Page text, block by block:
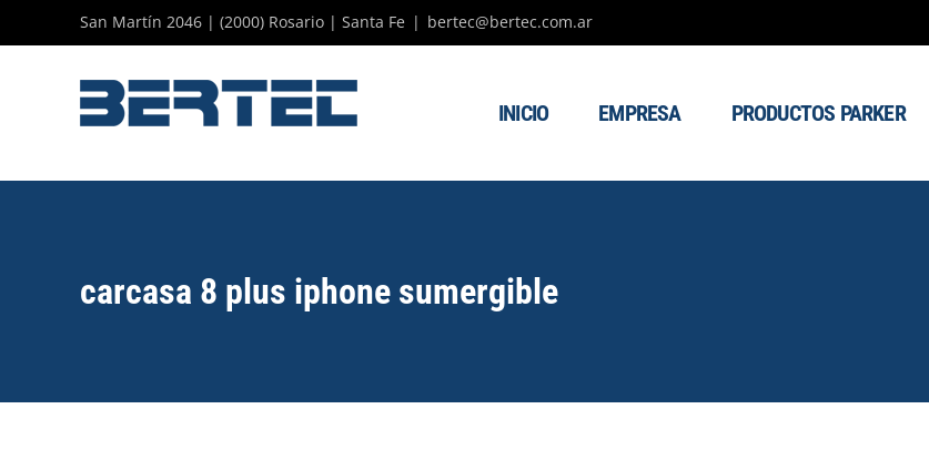
to
San Martín 2046 | (2000) Rosario | Santa Fe | bertec@bertec.com.ar
INICIO EMPRESA PRODUCTOS PARKER
carcasa 8 plus iphone sumergible